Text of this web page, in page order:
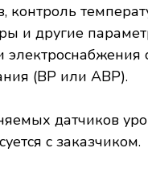
контроль
и другие
(ВР или АВР).
датчиков
с заказчиком.